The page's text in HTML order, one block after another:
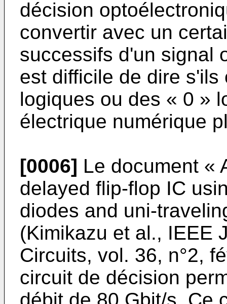
décision
convertir avec un
successifs d'un signal
est difficile de dire
logiques ou des « 0 »
électrique numérique
[0006] Le document «
delayed flip-flop IC
diodes and uni-
(Kimikazu et al., IEEE
Circuits, vol. 36, n°2,
circuit de décision